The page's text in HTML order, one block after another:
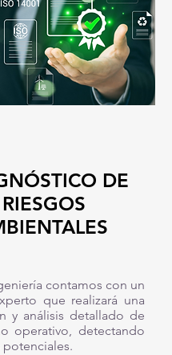
DE
RIESGOS
contamos con un
que realizará una
y análisis detallado de
operativo, detectando
potenciales.